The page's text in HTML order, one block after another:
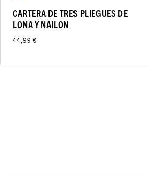
CARTERA DE TRES PLIEGUES DE
LONA Y NAILON
44,99 €